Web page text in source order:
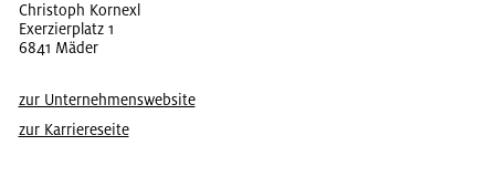
Chris­toph Korn­exl
Ex­er­zier­platz 1
6841 Mäder
zur Un­ter­neh­mens­web­site
zur Kar­rie­re­sei­te